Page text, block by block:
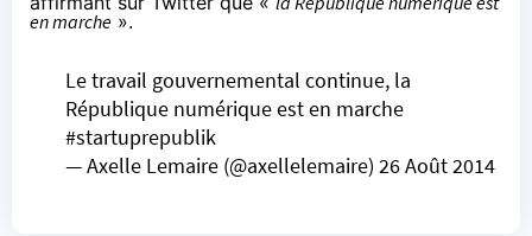
en marche ».
Le travail gouvernemental continue, la
République numérique est en marche
#startuprepublik
— Axelle Lemaire (@axellelemaire) 26 Août 2014